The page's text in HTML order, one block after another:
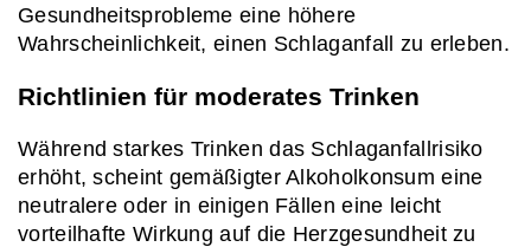
Gesundheitsprobleme eine höhere
Wahrscheinlichkeit, einen Schlaganfall zu erleben.
Richtlinien für moderates Trinken
Während starkes Trinken das Schlaganfallrisiko
erhöht, scheint gemäßigter Alkoholkonsum eine
neutralere oder in einigen Fällen eine leicht
vorteilhafte Wirkung auf die Herzgesundheit zu